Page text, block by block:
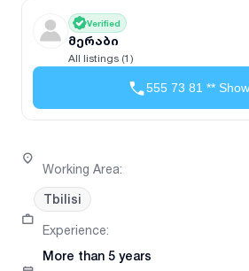
Verified
მერაბი
All listings (1)
555 73 81 **
Working Area:
Tbilisi
Experience:
More than 5 years